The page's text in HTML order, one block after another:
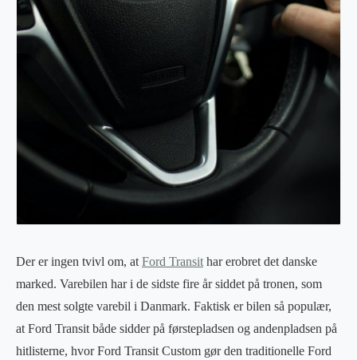
Der er ingen tvivl om, at Ford Transit har erobret det danske
marked. Varebilen har i de sidste fire år siddet på tronen, som
den mest solgte varebil i Danmark. Faktisk er bilen så populær,
at Ford Transit både sidder på førstepladsen og andenpladsen på
hitlisterne, hvor Ford Transit Custom gør den traditionelle Ford